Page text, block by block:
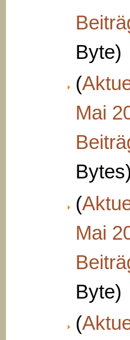
Byte)
(
Mai
Bytes)
(
Mai
Byte)
(